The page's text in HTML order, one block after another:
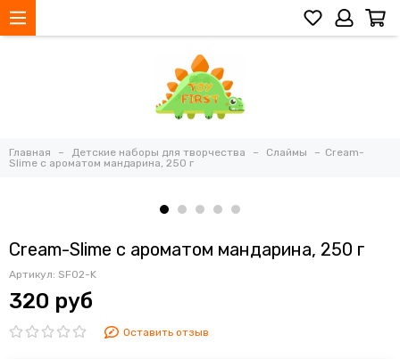
Главная Детские наборы для творчества Слаймы
Cream-
Slime с ароматом мандарина, 250 г
Cream-Slime с ароматом мандарина, 250 г
Артикул: SF02-K
320 руб
Оставить отзыв